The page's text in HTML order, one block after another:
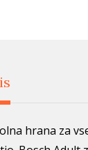
hrana za